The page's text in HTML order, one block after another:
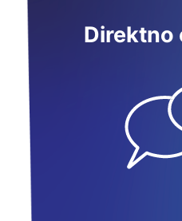
Direktno